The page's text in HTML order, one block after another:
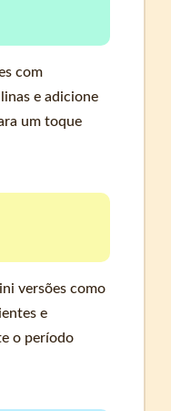
com
e adicione
um toque
versões como
e
o período